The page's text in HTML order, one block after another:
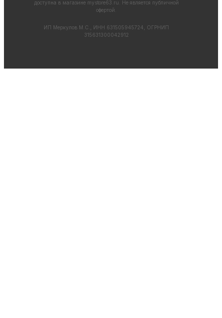
доступна в магазине mystore63.ru . Не является публичной
офертой.
ИП Меркулов М.С., ИНН 631505945724, ОГРНИП
315631300042912